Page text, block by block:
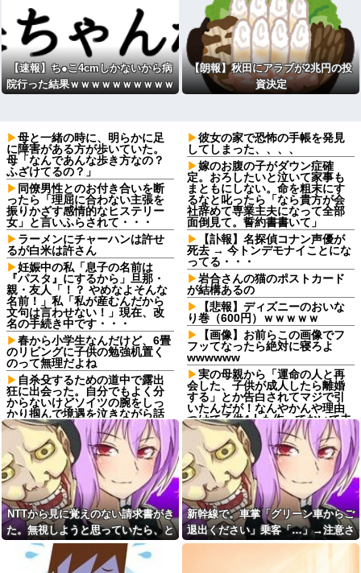
【速報】ち●こ4cmしかないから病
院行った結果ｗｗｗｗｗｗｗｗｗｗ
【朗報】秋田にアラブが2兆円の投
資決定
母と一緒の時に、明らかに足
に障害がある方が歩いていた。
母「なんであんな歩き方なの？
ふざけてるの？」
同僚男性とのお付き合いを断
ったら「理屈に合わない主張を
振りかざす感情的なヒステリー
女」と言いふらされて・・・
ラーメンにチャーハンは許せ
るが白米は許さん
妊娠中の私「息子の名前は
『パスタ』にするから」旦那・
親・友人「！？ やめなよそんな
名前！」私「私が産むんだから
文句は言わせない！」現在、改
名の手続き中です・・・
春から小学生なんだけど、6畳
のリビングに子供の勉強机置く
のって無理だよね
自杀殳するための道中で露出
狂に出会った。自分でもよく分
からないけどソイツの腕をしっ
かり掴んで境遇を泣きながら話
した。すると露出狂は…
コトメ「あなたには無理でし
ょ？」私「できますけど？」→
何も知らない前提で話しかけて
くるコトメが止まらず…
彼氏から突然振られた。理由
を聞くと「生ハムチーズクレー
プ食べたから」と言われて…
転勤がなくて家から近くて仕
事も楽そうだけど一人暮らしす
るチャンスを逃してずっと実家
暮らしになりそう
彼女の家で恐怖の手帳を発見
してしまった、、、、
嫁のお腹の子がダウン症確
定。おろしたいと泣いて家事も
まともにしない。命を粗末にす
るなと叱ったら「なら貴方が会
社辞めて専業主夫になって全部
面倒見て。誓約書書いて」
【訃報】名探偵コナン声優が
死去 → 今トンデモナイことにな
ってる・・・
岩合さんの猫のポストカード
が結構あるの
【悲報】ディズニーのおいな
り巻（600円）ｗｗｗｗｗ
【画像】お前らこの画像でフ
フッてなったら絶対に寝ろよ
wwwwww
実の母親から「運命の人と再
会した、子供が成人したら離婚
する」とか告白されてマジで引
いたんだが！なんやかんや理由
つけて子供4人も作っておいて未
成年の子供に言う話かよ！
【衝撃画像】有名セクシー女
優さん、整形手術に大失敗して
撮影不能に⇒！！
取引先の接待で彼氏が突然
「ミスタァァアァァァァアアア
アァァ、ムンラァァァイ！」
切迫流産で自宅安静の私…な
のに義弟が「シャワー貸して」
「泊めて」と嫌がらせレベルの
NTTから見に覚えのない請求書がき
た。無視しようと思っていたら、と
んでもない事実が判明して…
新幹線で。車掌「グリーン車からご
退出ください」乗客「…」→注意さ
れても動かない乗客を見ていたら、
その直後まさかの展開に…